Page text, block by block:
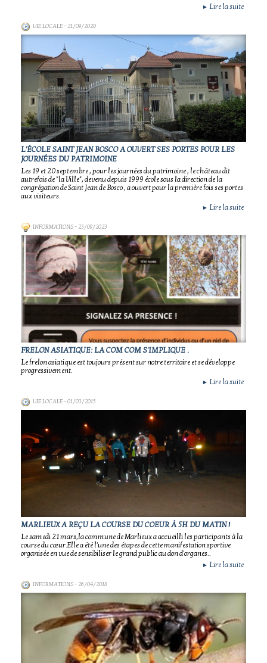
► Lire la suite
VIE LOCALE- 21/09/2020
L'ÉCOLE SAINT JEAN BOSCO A OUVERT SES PORTES POUR LES
JOURNÉES DU PATRIMOINE
Les 19 et 20 septembre , pour les journées du patrimoine , le château dit
autrefois de "la Ville", devenu depuis 1999 école sous la direction de la
congrégation de Saint Jean de Bosco , a ouvert pour la première fois ses portes
aux visiteurs.
► Lire la suite
INFORMATIONS- 23/09/2023
FRELON ASIATIQUE: LA COM COM S'IMPLIQUE .
Le frelon asiatique est toujours présent sur notre territoire et se développe
progressivement.
► Lire la suite
VIE LOCALE- 01/03/2015
MARLIEUX A REÇU LA COURSE DU COEUR À 5H DU MATIN !
Le samedi 21 mars,la commune de Marlieux a accueilli les participants à la
course du cœur.Elle a été l'une des étapes de cette manifestation sportive
organisée en vue de sensibiliser le grand public au don d'organes..
► Lire la suite
INFORMATIONS- 26/04/2018